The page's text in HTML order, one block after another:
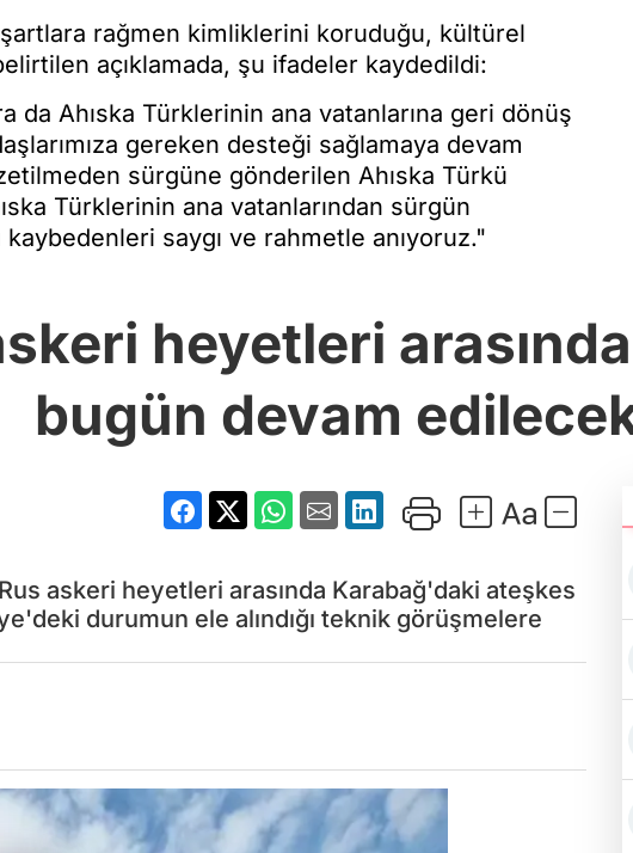
rağmen kimliklerini koruduğu, kültürel
açıklamada, şu ifadeler kaydedildi:
da Ahıska Türklerinin ana vatanlarına geri dönüş
gereken desteği sağlamaya devam
sürgüne gönderilen Ahıska Türkü
Türklerinin ana vatanlarından sürgün
saygı ve rahmetle anıyoruz."
heyetleri
bugün devam
askeri heyetleri arasında Karabağ'daki ateşkes
durumun ele alındığı teknik görüşmelere